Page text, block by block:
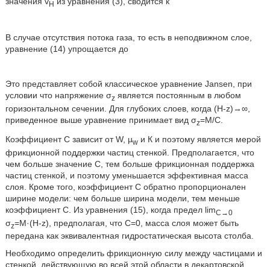
H
В случае отсутствия потока газа, то есть в неподвижном слое,
уравнение (14) упрощается до
Это представляет собой классическое уравнение Jansen, при
условии что напряжение σzявляется постоянным в любом
горизонтальном сечении. Для глубоких слоев, когда (H-z)→∞,
приведенное выше уравнение принимает вид σz=М/С.
Коэффициент С зависит от W, µwи К и поэтому является мерой
фрикционной поддержки частиц стенкой. Предполагается, что
чем больше значение С, тем больше фрикционная поддержка
частиц стенкой, и поэтому уменьшается эффективная масса
слоя. Кроме того, коэффициент С обратно пропорционален
ширине модели: чем больше ширина модели, тем меньше
коэффициент С. Из уравнения (15), когда предел limC→0
σz=M·(H-z), предполагая, что С=0, масса слоя может быть
передана как эквивалентная гидростатическая высота столба.
Необходимо определить фрикционную силу между частицами и
стенкой, действующую во всей этой области в декартовской